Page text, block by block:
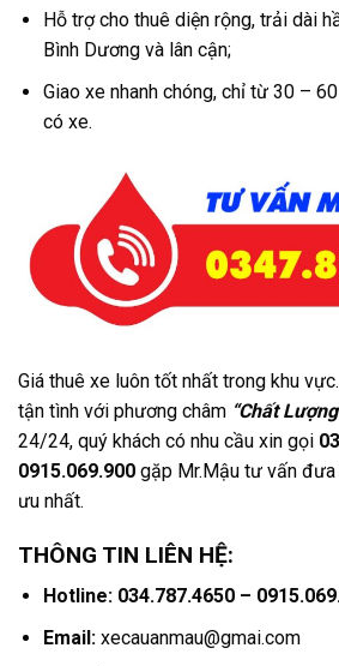
Hỗ trợ cho thuê diện rộng, trải dài
Bình Dương và lân cận;
Giao xe nhanh chóng, chỉ từ 30 –
có xe.
Giá thuê xe luôn tốt nhất trong khu
tận tình với phương châm “Chất
24/24, quý khách có nhu cầu xin gọi
0915.069.900 gặp Mr.Mậu tư vấn
ưu nhất.
THÔNG TIN LIÊN HỆ:
Hotline: 034.787.4650 –
Email:xecauanmau@gmai.com